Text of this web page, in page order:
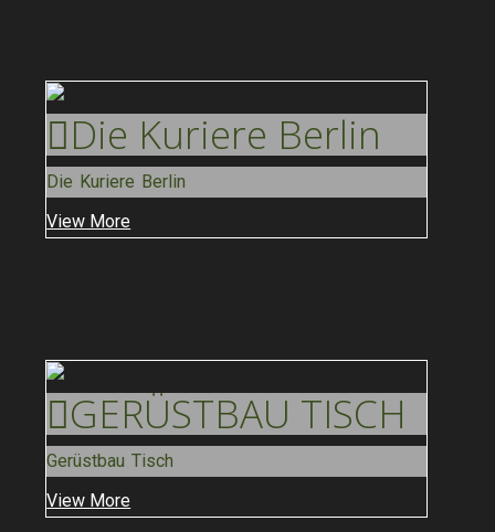
Die Kuriere Berlin
Die Kuriere Berlin
View More
GERÜSTBAU TISCH
Gerüstbau Tisch
View More